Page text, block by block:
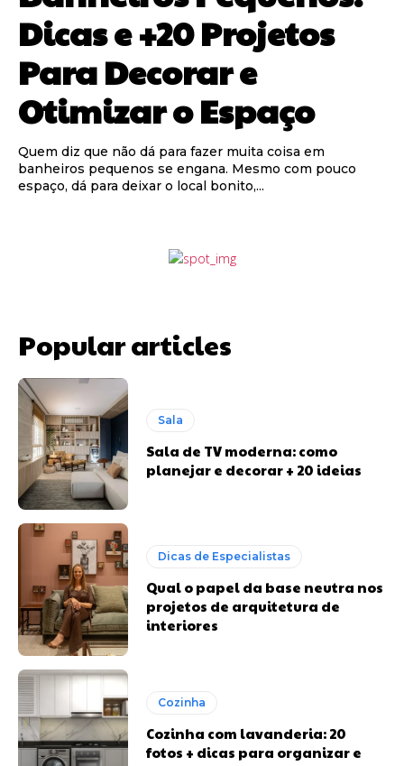
Dicas e +20 Projetos
Para Decorar e
Otimizar o Espaço
Quem diz que não dá para fazer muita coisa em
banheiros pequenos se engana. Mesmo com pouco
espaço, dá para deixar o local bonito,...
Popular articles
Sala
Sala de TV moderna: como
planejar e decorar + 20 ideias
Dicas de Especialistas
Qual o papel da base neutra nos
projetos de arquitetura de
interiores
Cozinha
Cozinha com lavanderia: 20
fotos + dicas para organizar e